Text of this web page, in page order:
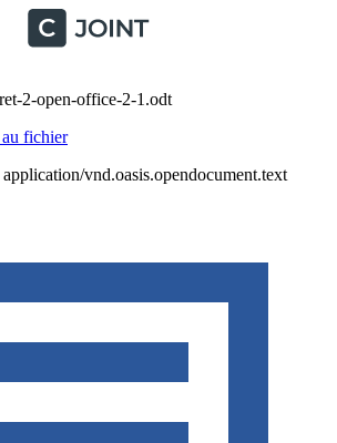
2-open-office-2-1.odt
fichier
vnd.oasis.opendocument.text